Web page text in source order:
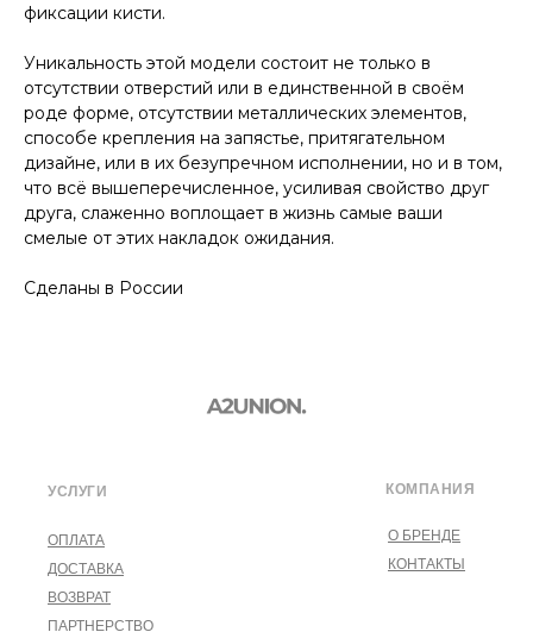
фиксации кисти.
Уникальность этой модели состоит не только в
отсутствии отверстий или в единственной в своём
роде форме, отсутствии металлических элементов,
способе крепления на запястье, притягательном
дизайне, или в их безупречном исполнении, но и в том,
что всё вышеперечисленное, усиливая свойство друг
друга, слаженно воплощает в жизнь самые ваши
смелые от этих накладок ожидания.
Сделаны в России
УСЛУГИ
ОПЛАТА
ДОСТАВКА
ВОЗВРАТ
ПАРТНЕРСТВО
О БРЕНДЕ
КОНТАКТЫ
КОМПАНИЯ